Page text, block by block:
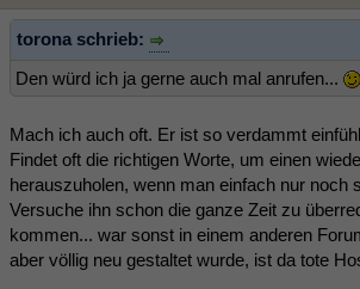
torona schrieb:
Den würd ich ja gerne auch mal anrufen...
Mach ich auch oft. Er ist so verdammt
Findet oft die richtigen Worte, um einen
herauszuholen, wenn man einfach nur noch
Versuche ihn schon die ganze Zeit zu
kommen... war sonst in einem anderen
aber völlig neu gestaltet wurde, ist da tote